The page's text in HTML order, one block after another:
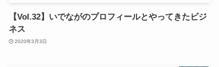
【Vol.32】いでながのプロフィールとやってきたビジ
ネス
2020年3月3日